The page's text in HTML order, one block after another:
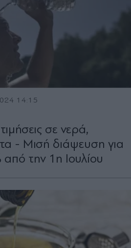
14:15
σε νερά,
- Μισή διάψευση για
την 1η Ιουλίου